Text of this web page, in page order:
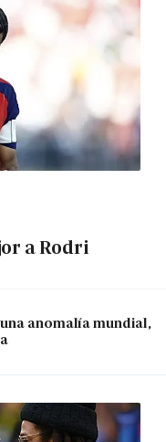
a Rodri
anomalía mundial,